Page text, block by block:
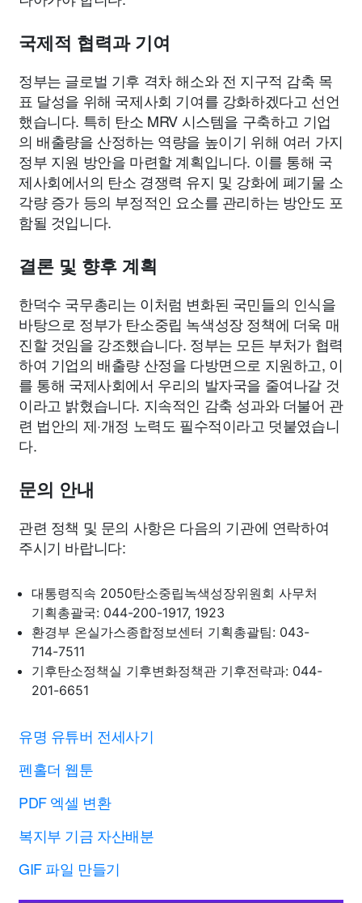
국제적 협력과 기여
정부는 글로벌 기후 격차 해소와 전 지구적 감축 목
표 달성을 위해 국제사회 기여를 강화하겠다고 선언
했습니다. 특히 탄소 MRV 시스템을 구축하고 기업
의 배출량을 산정하는 역량을 높이기 위해 여러 가지
정부 지원 방안을 마련할 계획입니다. 이를 통해 국
제사회에서의 탄소 경쟁력 유지 및 강화에 폐기물 소
각량 증가 등의 부정적인 요소를 관리하는 방안도 포
함될 것입니다.
결론 및 향후 계획
한덕수 국무총리는 이처럼 변화된 국민들의 인식을
바탕으로 정부가 탄소중립 녹색성장 정책에 더욱 매
진할 것임을 강조했습니다. 정부는 모든 부처가 협력
하여 기업의 배출량 산정을 다방면으로 지원하고, 이
를 통해 국제사회에서 우리의 발자국을 줄여나갈 것
이라고 밝혔습니다. 지속적인 감축 성과와 더불어 관
련 법안의 제·개정 노력도 필수적이라고 덧붙였습니
다.
문의 안내
관련 정책 및 문의 사항은 다음의 기관에 연락하여
주시기 바랍니다:
대통령직속 2050탄소중립녹색성장위원회 사무처
기획총괄국: 044-200-1917, 1923
환경부 온실가스종합정보센터 기획총괄팀: 043-
714-7511
기후탄소정책실 기후변화정책관 기후전략과: 044-
201-6651
유명 유튜버 전세사기
펜홀더 웹툰
PDF 엑셀 변환
복지부 기금 자산배분
GIF 파일 만들기